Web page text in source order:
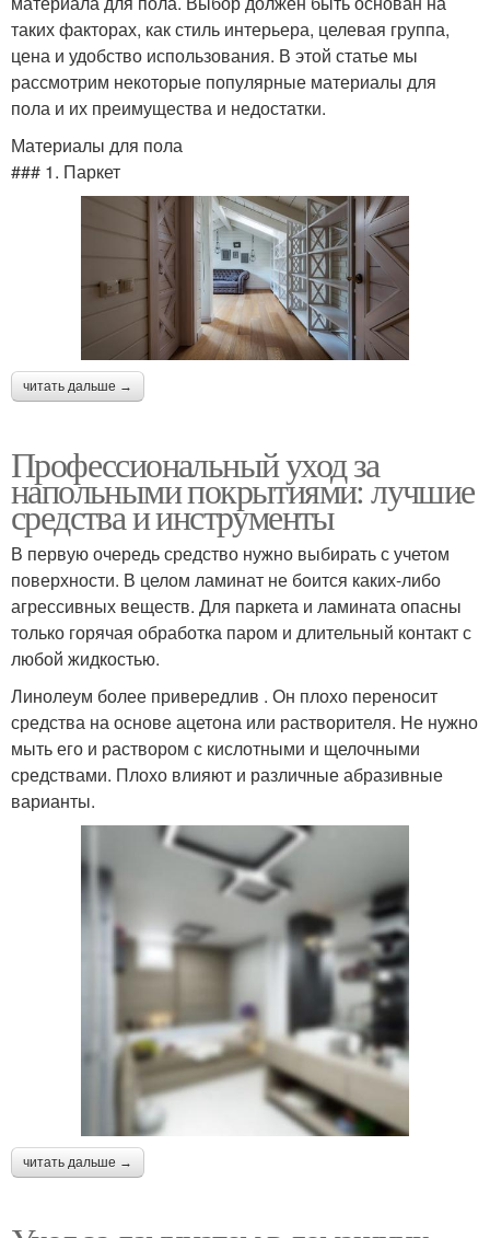
таких факторах, как стиль интерьера, целевая группа,
цена и удобство использования. В этой статье мы
рассмотрим некоторые популярные материалы для
пола и их преимущества и недостатки.
Материалы для пола
### 1. Паркет
читать дальше →
Профессиональный уход за
напольными покрытиями: лучшие
средства и инструменты
В первую очередь средство нужно выбирать с учетом
поверхности. В целом ламинат не боится каких-либо
агрессивных веществ. Для паркета и ламината опасны
только горячая обработка паром и длительный контакт с
любой жидкостью.
Линолеум более привередлив . Он плохо переносит
средства на основе ацетона или растворителя. Не нужно
мыть его и раствором с кислотными и щелочными
средствами. Плохо влияют и различные абразивные
варианты.
читать дальше →